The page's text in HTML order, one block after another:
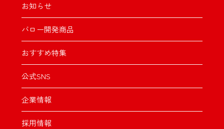
お知らせ
バロー開発商品
おすすめ特集
公式SNS
企業情報
採用情報